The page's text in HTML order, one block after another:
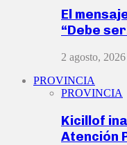
El
“Debe
2 agosto, 2026
PROVINCIA
PROVINCIA
Kicillof
Atención